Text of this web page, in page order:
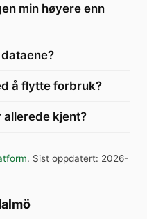
min høyere enn
å flytte forbruk?
allerede kjent?
. Sist oppdatert: 2026-